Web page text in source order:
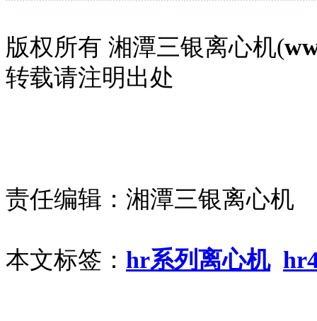
版权所有 湘潭三银离心机(
转载请注明出处
责任编辑：湘潭三银离心机
本文标签： hr系列离心机